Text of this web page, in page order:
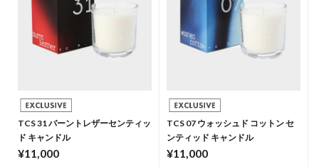
TCS 31 バーントレザーセンティッ
ド キャンドル
¥11,000
TCS 07 ウォッシュド コットン セ
ンティッド キャンドル
¥11,000